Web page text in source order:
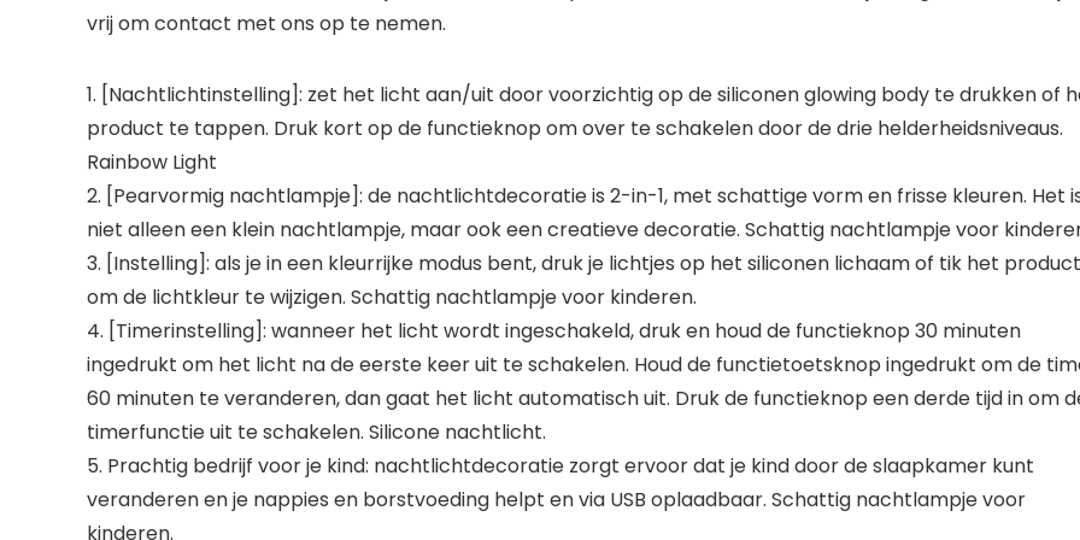
vrij om contact met ons op te nemen.
1. [Nachtlichtinstelling]: zet het licht aan/uit door voorzichtig op de siliconen glowing body te drukken of
product te tappen. Druk kort op de functieknop om over te schakelen door de drie helderheidsniveaus.
Rainbow Light
2. [Pearvormig nachtlampje]: de nachtlichtdecoratie is 2-in-1, met schattige vorm en frisse kleuren. Het
niet alleen een klein nachtlampje, maar ook een creatieve decoratie. Schattig nachtlampje voor
3. [Instelling]: als je in een kleurrijke modus bent, druk je lichtjes op het siliconen lichaam of tik het product
om de lichtkleur te wijzigen. Schattig nachtlampje voor kinderen.
4. [Timerinstelling]: wanneer het licht wordt ingeschakeld, druk en houd de functieknop 30 minuten
ingedrukt om het licht na de eerste keer uit te schakelen. Houd de functietoetsknop ingedrukt om de
60 minuten te veranderen, dan gaat het licht automatisch uit. Druk de functieknop een derde tijd in om
timerfunctie uit te schakelen. Silicone nachtlicht.
5. Prachtig bedrijf voor je kind: nachtlichtdecoratie zorgt ervoor dat je kind door de slaapkamer kunt
veranderen en je nappies en borstvoeding helpt en via USB oplaadbaar. Schattig nachtlampje voor
kinderen.